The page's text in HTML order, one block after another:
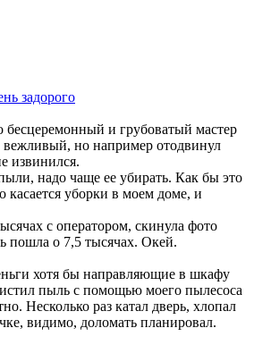
задорого
бесцеремонный и грубоватый мастер
но например отодвинул
извинился.
надо чаще ее убирать. Как бы это
касается уборки в моем доме, и
с оператором, скинула фото
пошла о 7,5 тысячах. Окей.
хотя бы направляющие в шкафу
пыль с помощью моего пылесоса
Несколько раз катал дверь, хлопал
видимо, доломать планировал.